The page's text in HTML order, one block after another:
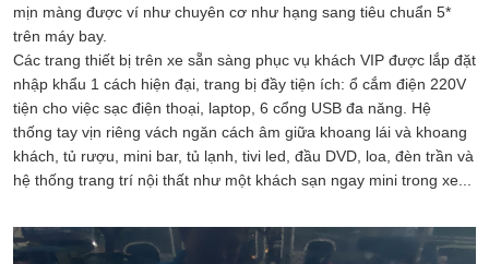
mịn màng được ví như chuyên cơ như hạng sang tiêu chuẩn 5*
trên máy bay.
Các trang thiết bị trên xe sẵn sàng phục vụ khách VIP được lắp đặt
nhập khẩu 1 cách hiện đại, trang bị đầy tiện ích: ổ cắm điện 220V
tiện cho việc sạc điện thoại, laptop, 6 cổng USB đa năng. Hệ
thống tay vịn riêng vách ngăn cách âm giữa khoang lái và khoang
khách, tủ rượu, mini bar, tủ lạnh, tivi led, đầu DVD, loa, đèn trần và
hệ thống trang trí nội thất như một khách sạn ngay mini trong xe...